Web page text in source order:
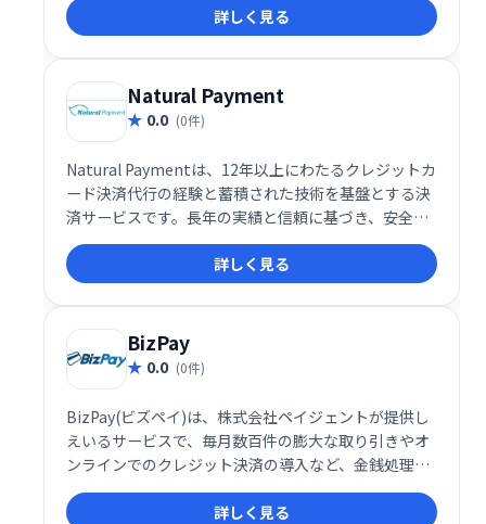
スオーナーは効率的に資金調達できます。 今すぐ
TillyPayで、よりスマートな決済システムを導入しま
しょう。
詳しく見る
Natural Payment
0.0 (0件)
Natural Paymentは、12年以上にわたるクレジットカ
ード決済代行の経験と蓄積された技術を基盤とする決
済サービスです。長年の実績と信頼に基づき、安全か
つスムーズな決済処理を提供します。お客様のビジネ
ス成長をサポートする、頼れる決済パートナーです。
詳しく見る
BizPay
0.0 (0件)
BizPay(ビズペイ)は、株式会社ペイジェントが提供し
えいるサービスで、毎月数百件の膨大な取り引きやオ
ンラインでのクレジット決済の導入など、金銭処理に
困っている企業のためのお助けサービスです。
詳しく見る